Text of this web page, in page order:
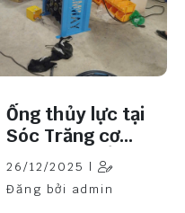
Ống thủy lực tại
Sóc Trăng cơ
hội phát triển
26/12/2025 |
Đăng bởi admin